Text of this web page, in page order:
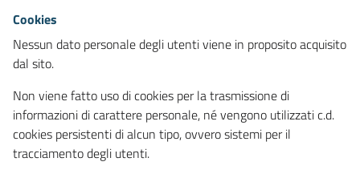
Cookies
Nessun dato personale degli utenti viene in proposito acquisito
dal sito.
Non viene fatto uso di cookies per la trasmissione di
informazioni di carattere personale, né vengono utilizzati c.d.
cookies persistenti di alcun tipo, ovvero sistemi per il
tracciamento degli utenti.